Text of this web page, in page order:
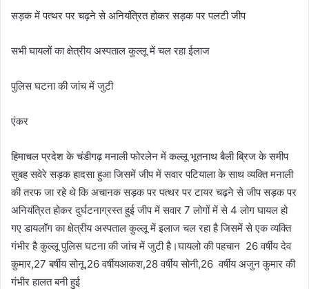
सड़क में पत्थर पर चढ़ने से अनियंत्रित होकर सड़क पर पलटी जीप
सभी घायलों का क्षेत्रीय अस्पताल कुल्लू में चल रहा ईलाज
पुलिस घटना की जांच में जुटी
एंकर
हिमाचल प्रदेश के चंडीगढ़ मनाली फोरलेन में कल्लू भूतनाथ बैली ब्रिज के समीप
सुबह सवेरे सड़क हादसा हुआ जिसमें जीप में सवार पटियाला के साथ व्यक्ति मनाली
की तरफ जा रहे थे कि अचानक सड़क पर पत्थर पर टायर चढ़ने से जीप सड़क पर
अनियंत्रित होकर दुर्घटनाग्रस्त हुई जीप में सवार 7 लोगों में से 4 लोग घायल हो
गए डायलॉग का क्षेत्रीय अस्पताल कुल्लू में इलाज चल रहा है जिसमें से एक व्यक्ति
गंभीर है कुल्लू पुलिस घटना की जांच में जुटी है।घायलो की पहचान 26 वर्षीय देव
कुमार,27 बर्षीय सोनू,26 वर्षीयआकश,28 वर्षीय सोनी,26 वर्षीय अजुन कुमार की
गंभीर हालत बनी हुई